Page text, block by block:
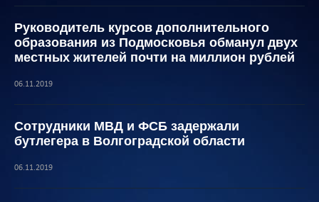
Руководитель курсов дополнительного
образования из Подмосковья обманул двух
местных жителей почти на миллион рублей
06.11.2019
Сотрудники МВД и ФСБ задержали
бутлегера в Волгоградской области
06.11.2019